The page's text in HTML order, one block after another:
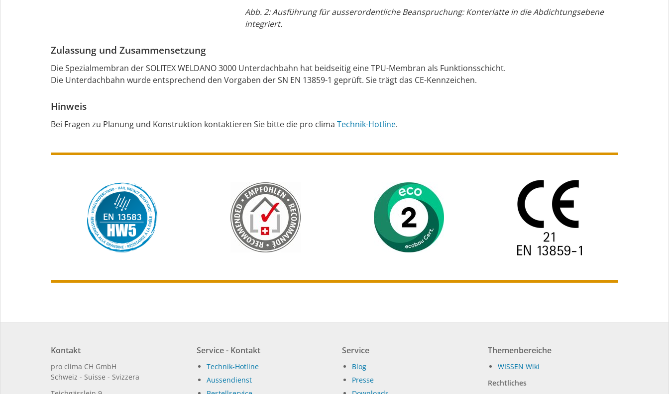
Abb. 2: Ausführung für ausserordentliche Beanspruchung: Konterlatte in die Abdichtungsebene
integriert.
Zulassung und Zusammensetzung
Die Spezialmembran der SOLITEX WELDANO 3000 Unterdachbahn hat beidseitig eine TPU-Membran als Funktionsschicht.
Die Unterdachbahn wurde entsprechend den Vorgaben der SN EN 13859-1 geprüft. Sie trägt das CE-Kennzeichen.
Hinweis
Bei Fragen zu Planung und Konstruktion kontaktieren Sie bitte die pro clima Technik-Hotline.
Kontakt
pro clima CH GmbH
Schweiz - Suisse - Svizzera
Service - Kontakt
Technik-Hotline
Aussendienst
Service
Blog
Presse
Themenbereiche
WIS­SEN Wi­ki
Rechtliches